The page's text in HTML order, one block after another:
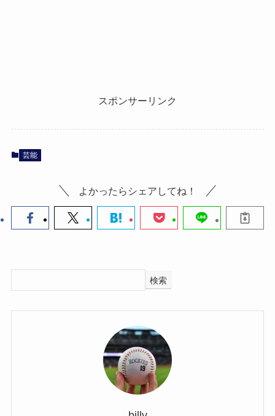
スポンサーリンク
芸能
よかったらシェアしてね！
検索